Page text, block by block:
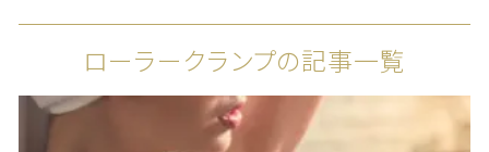
ローラークランプの記事一覧